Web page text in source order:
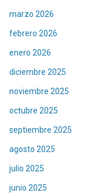
marzo 2026
febrero 2026
enero 2026
diciembre 2025
noviembre 2025
octubre 2025
septiembre 2025
agosto 2025
julio 2025
junio 2025